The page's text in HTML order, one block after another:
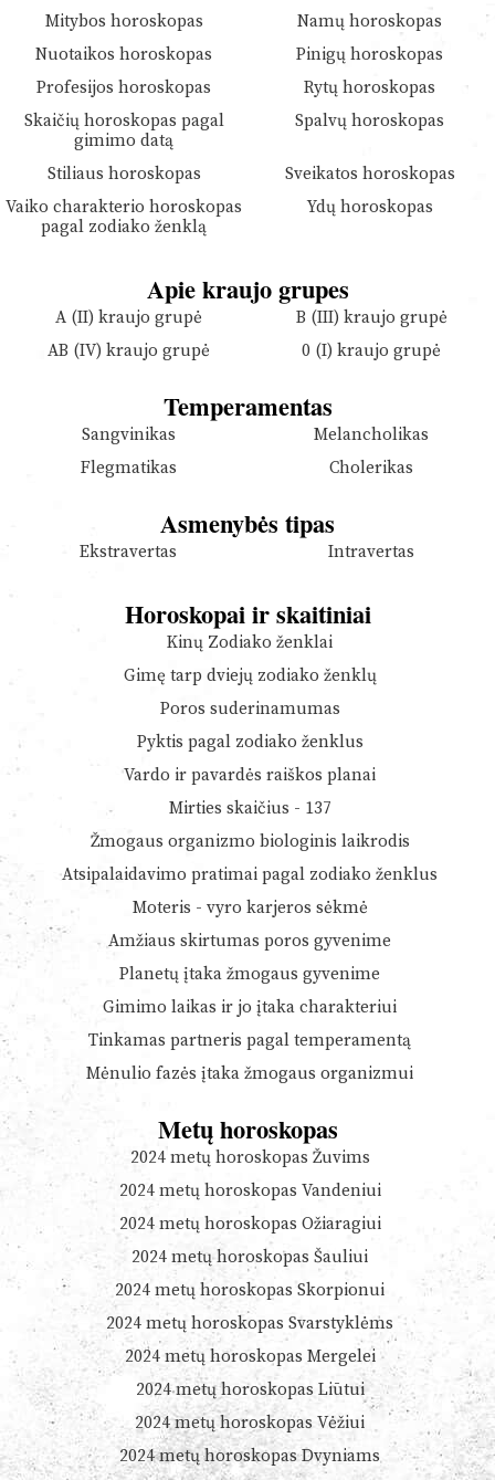
Mitybos horoskopas
Namų horoskopas
Nuotaikos horoskopas
Pinigų horoskopas
Profesijos horoskopas
Rytų horoskopas
Skaičių horoskopas pagal
gimimo datą
Spalvų horoskopas
Stiliaus horoskopas
Sveikatos horoskopas
Vaiko charakterio horoskopas
pagal zodiako ženklą
Ydų horoskopas
Apie kraujo grupes
A (II) kraujo grupė
B (III) kraujo grupė
AB (IV) kraujo grupė
0 (I) kraujo grupė
Temperamentas
Sangvinikas
Melancholikas
Flegmatikas
Cholerikas
Asmenybės tipas
Ekstravertas Intravertas
Horoskopai ir skaitiniai
Kinų Zodiako ženklai
Gimę tarp dviejų zodiako ženklų
Poros suderinamumas
Pyktis pagal zodiako ženklus
Vardo ir pavardės raiškos planai
Mirties skaičius - 137
Žmogaus organizmo biologinis laikrodis
Atsipalaidavimo pratimai pagal zodiako ženklus
Moteris - vyro karjeros sėkmė
Amžiaus skirtumas poros gyvenime
Planetų įtaka žmogaus gyvenime
Gimimo laikas ir jo įtaka charakteriui
Tinkamas partneris pagal temperamentą
Mėnulio fazės įtaka žmogaus organizmui
Metų horoskopas
2024 metų horoskopas Žuvims
2024 metų horoskopas Vandeniui
2024 metų horoskopas Ožiaragiui
2024 metų horoskopas Šauliui
2024 metų horoskopas Skorpionui
2024 metų horoskopas Svarstyklėms
2024 metų horoskopas Mergelei
2024 metų horoskopas Liūtui
2024 metų horoskopas Vėžiui
2024 metų horoskopas Dvyniams